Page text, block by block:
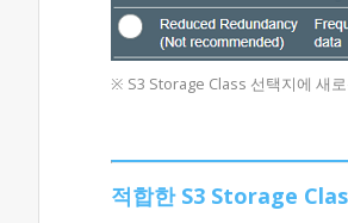
※ S3 Storage Class 선택지에 새
적합한 S3 Storage